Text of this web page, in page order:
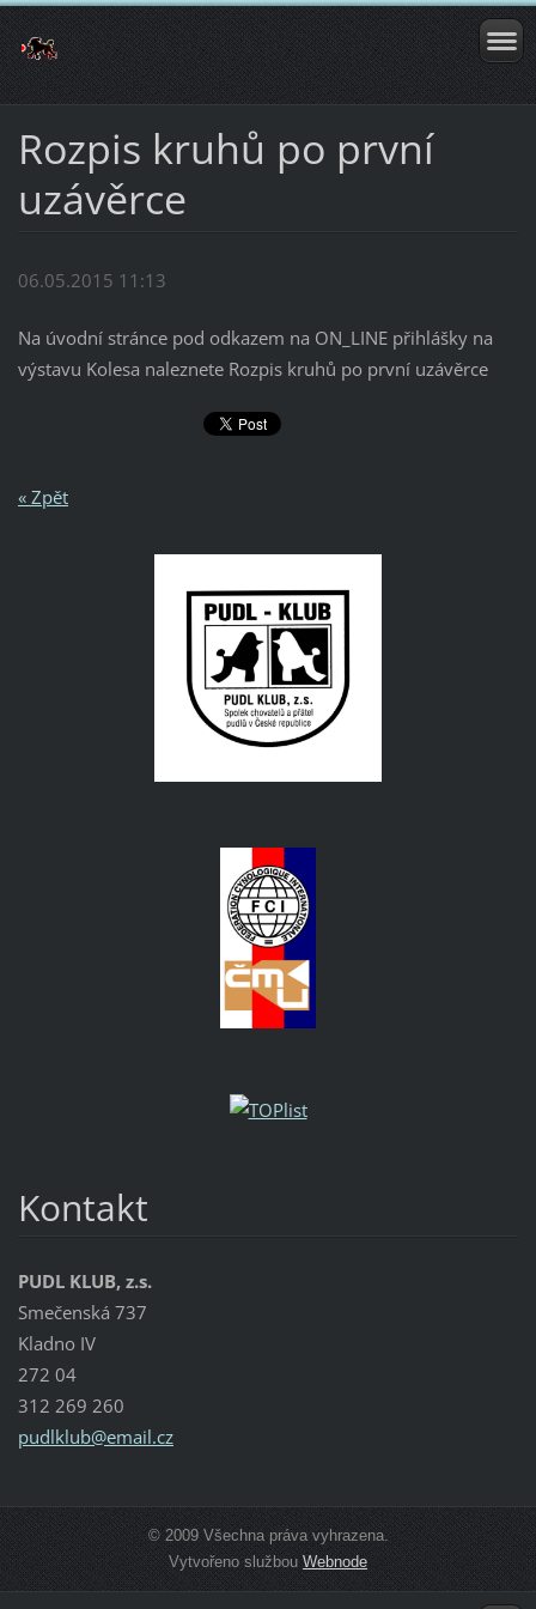
Rozpis kruhů po první
uzávěrce
06.05.2015 11:13
Na úvodní stránce pod odkazem na ON_LINE přihlášky na
výstavu Kolesa naleznete Rozpis kruhů po první uzávěrce
« Zpět
Kontakt
PUDL KLUB, z.s.
Smečenská 737
Kladno IV
272 04
312 269 260
pudlklub@email.cz
© 2009 Všechna práva vyhrazena.
Vytvořeno službou Webnode